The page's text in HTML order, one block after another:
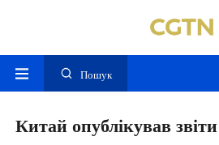
Пошук
Китай опублікував